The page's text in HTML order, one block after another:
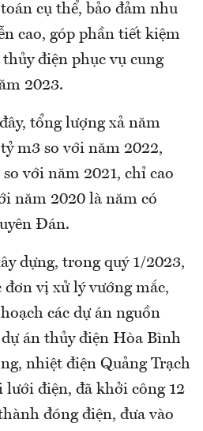
cụ thể, bảo đảm nhu
cao, góp phần tiết kiệm
điện phục vụ cung
2023.
tổng lượng xả năm
m3 so với năm 2022,
với năm 2021, chỉ cao
năm 2020 là năm có
Đán.
dựng, trong quý 1/2023,
đơn vị xử lý vướng mắc,
các dự án nguồn
án thủy điện Hòa Bình
nhiệt điện Quảng Trạch
điện, đã khởi công 12
đóng điện, đưa vào